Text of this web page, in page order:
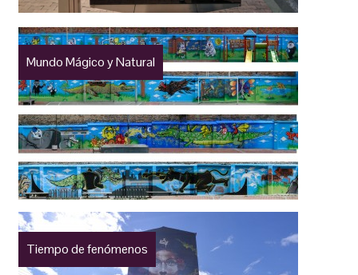
Mundo Mágico y Natural
Tiempo de fenómenos